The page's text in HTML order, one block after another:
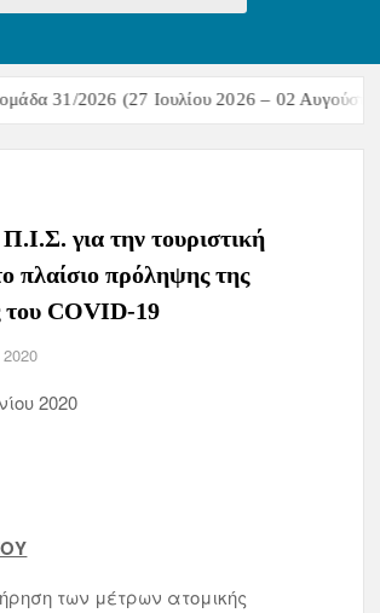
31/2026 (27 Ιουλίου 2026 – 02 Αυγούστου
για την τουριστική
πλαίσιο πρόληψης της
του COVID-19
2020
2020
των μέτρων ατομικής